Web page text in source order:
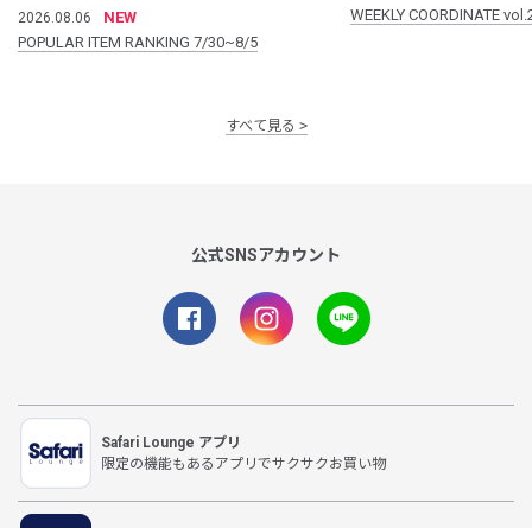
2026.08.06
NEW
POPULAR ITEM RANKING 7/30~8/5
WEEKLY COORDINATE
すべて見る
公式SNSアカウント
Safari Lounge アプリ
限定の機能もあるアプリでサクサクお買い物